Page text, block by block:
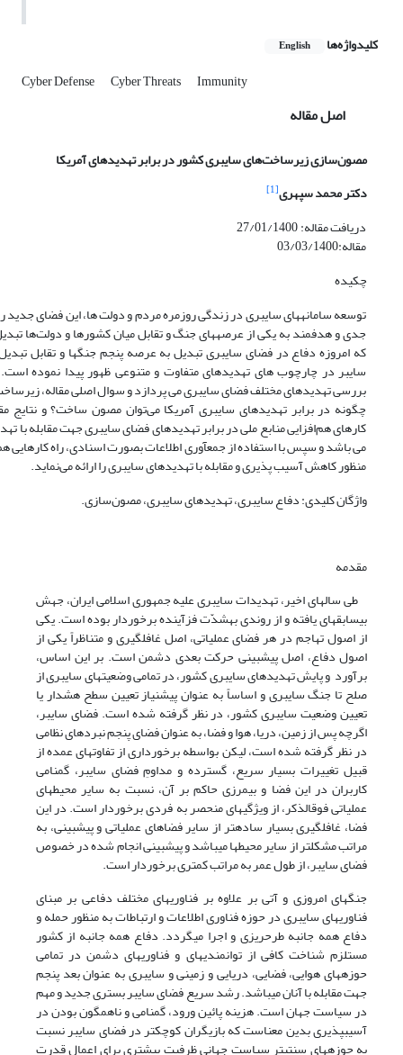
کلیدواژه‌ها English
Cyber Defense Cyber Threats Immunity
اصل مقاله
مصون‌سازی زیرساخت‌های سایبری کشور در برابر تهدیدهای آمریکا
دکتر محمد سپهری[1]
دریافت مقاله: 27/01/
مقاله:03/03/1400
چکیده
توسعه سامانه­های سایبری در زندگی روزمره مردم و دولت ها، این فضای جدید
جدی و هدفمند به یکی از عرصه­های جنگ و تقابل میان کشورها و دولت‌ها
که امروزه دفاع در فضای سایبری تبدیل به عرصه پنجم جنگ­ها و تقابل
سایبر در چارچوب های تهدیدهای متفاوت و متنوعی ظهور پیدا نموده
بررسی تهدیدهای مختلف فضای سایبری می پردازد و سوال اصلی مقاله،
چگونه در برابر تهدیدهای سایبری آمریکا می‌توان مصون ساخت؟ و نتایج
کارهای هم‌افزایی منابع ملی در برابر تهدیدهای فضای سایبری جهت مقابله با
می باشد و سپس با استفاده از جمع­آوری اطلاعات بصورت اسنادی، راه کارهایی
منظور کاهش آسیب پذیری و مقابله با تهدیدهای سایبری را ارائه می‌نماید.
واژگان کلیدی: دفاع سایبری، تهدیدهای سایبری، مصون‌سازی.
مقدمه
طی سال­های اخیر، تهدیدات سایبری علیه جمهوری اسلامی ایران، جهش
بی­سابقه­ای یافته و از روندی به­شدّت فزآینده برخوردار بوده است. یکی
از اصول تهاجم در هر فضای عملیاتی، اصل غافلگیری و متناظراً یکی از
اصول دفاع، اصل پیش­بینی حرکت بعدی دشمن است. بر این اساس،
برآورد و پایش تهدیدهای سایبری کشور، در تمامی وضعیت­های سایبری از
صلح تا جنگ سایبری و اساساً به عنوان پیش­نیاز تعیین سطح هشدار یا
تعیین وضعیت سایبری کشور، در نظر گرفته شده است. فضای سایبر،
اگرچه پس از زمین، دریا، هوا و فضا، به عنوان فضای پنجم نبردهای نظامی
در نظر گرفته شده است، لیکن بواسطه برخورداری از تفاوت­های عمده از
قبیل تغییرات بسیار سریع، گسترده و مداومِ فضای سایبر، گمنامی
کاربران در این فضا و بی­مرزی حاکم بر آن، نسبت به سایر محیط­های
عملیاتی فوق­الذکر، از ویژگی­های منحصر به فردی برخوردار است. در این
فضا، غافلگیری بسیار ساده­تر از سایر فضاهای عملیاتی و پیش­بینی، به
مراتب مشکل­تر از سایر محیط­ها می­باشد و پیش­بینی انجام شده در خصوص
فضای سایبر، از طول عمر به مراتب کمتری برخوردار است.
جنگ­های امروزی و آتی بر علاوه بر فناوری­های مختلف دفاعی بر مبنای
فناوری­های سایبری در حوزه فناوری اطلاعات و ارتباطات به منظور حمله و
دفاع همه جانبه طرح­ریزی و اجرا می­گردد. دفاع همه جانبه از کشور
مستلزم شناخت کافی از توانمندی­های و فناوری­های دشمن در تمامی
حوزه­های هوایی، فضایی، دریایی و زمینی و سایبری به عنوان بعد پنجم
جهت مقابله با آنان می­باشد. رشد سریع فضای سایبر بستری جدید و مهم
در سیاست جهان است. هزینه پائین ورود، گمنامی و ناهمگون بودن در
آسیب­پذیری بدین معناست که بازیگران کوچکتر در فضای سایبر نسبت
به حوزه­های سنتی­تر سیاست جهانی ظرفیت بیشتری برای اعمال قدرت